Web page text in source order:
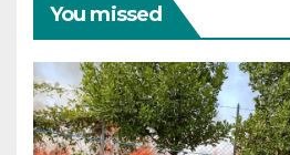
You missed